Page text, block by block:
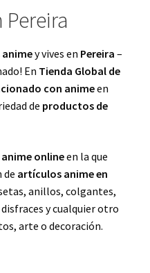
y vives en Pereira –
En Tienda Global de
con animeen
de productos de
onlineen la que
de artículos anime en
anillos, colgantes,
y cualquier otro
arte o decoración.